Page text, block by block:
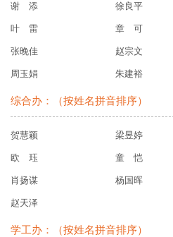
谢 添 徐良平
叶 雷 章 可
张晚佳 赵宗文
周玉娟 朱建裕
综合办：（按姓名拼音排序）
贺慧颖 梁昱婷
欧 珏 童 恺
肖扬谋 杨国晖
赵天泽
学工办：（按姓名拼音排序）